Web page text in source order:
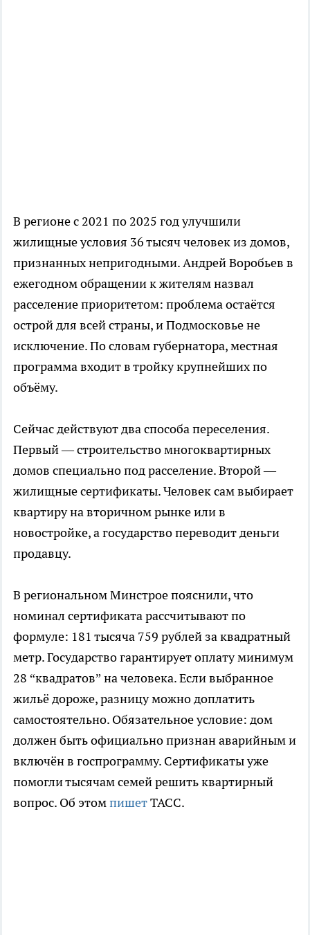
В регионе с 2021 по 2025 год улучшили
жилищные условия 36 тысяч человек из домов,
признанных непригодными. Андрей Воробьев в
ежегодном обращении к жителям назвал
расселение приоритетом: проблема остаётся
острой для всей страны, и Подмосковье не
исключение. По словам губернатора, местная
программа входит в тройку крупнейших по
объёму.
Сейчас действуют два способа переселения.
Первый — строительство многоквартирных
домов специально под расселение. Второй —
жилищные сертификаты. Человек сам выбирает
квартиру на вторичном рынке или в
новостройке, а государство переводит деньги
продавцу.
В региональном Минстрое пояснили, что
номинал сертификата рассчитывают по
формуле: 181 тысяча 759 рублей за квадратный
метр. Государство гарантирует оплату минимум
28 “квадратов” на человека. Если выбранное
жильё дороже, разницу можно доплатить
самостоятельно. Обязательное условие: дом
должен быть официально признан аварийным и
включён в госпрограмму. Сертификаты уже
помогли тысячам семей решить квартирный
вопрос. Об этомпишетТАСС.